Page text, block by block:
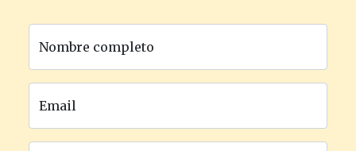
Nombre completo
Email